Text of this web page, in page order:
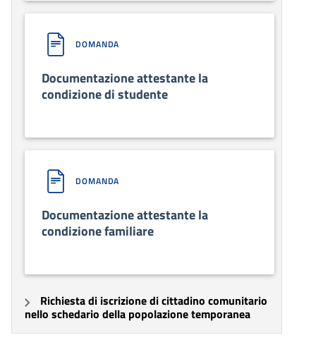
DOMANDA
Documentazione attestante la
condizione di studente
DOMANDA
Documentazione attestante la
condizione familiare
Richiesta di iscrizione di cittadino comunitario
nello schedario della popolazione temporanea